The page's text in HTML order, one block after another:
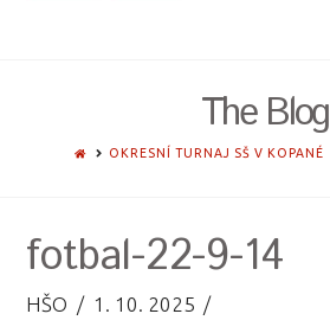
The Blog
HOMEOKRESNÍ TURNAJ SŠ V KOPANÉ
fotbal-22-9-14
HŠO 1. 10. 2025